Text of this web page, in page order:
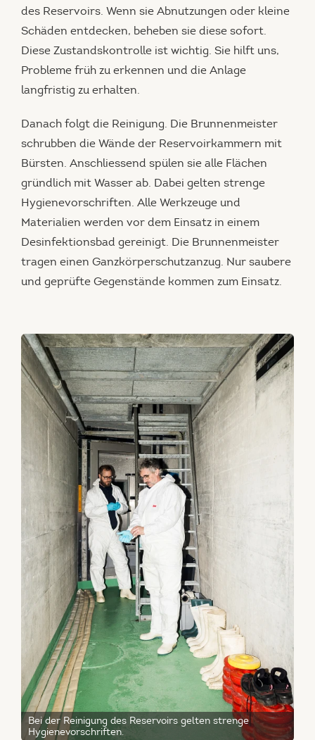
des Reservoirs. Wenn sie Abnutzungen oder kleine
Schäden entdecken, beheben sie diese sofort.
Diese Zustandskontrolle ist wichtig. Sie hilft uns,
Probleme früh zu erkennen und die Anlage
langfristig zu erhalten.
Danach folgt die Reinigung. Die Brunnenmeister
schrubben die Wände der Reservoirkammern mit
Bürsten. Anschliessend spülen sie alle Flächen
gründlich mit Wasser ab. Dabei gelten strenge
Hygienevorschriften. Alle Werkzeuge und
Materialien werden vor dem Einsatz in einem
Desinfektionsbad gereinigt. Die Brunnenmeister
tragen einen Ganzkörperschutzanzug. Nur saubere
und geprüfte Gegenstände kommen zum Einsatz.
Bei der Reinigung des Reservoirs gelten strenge
Hygienevorschriften.